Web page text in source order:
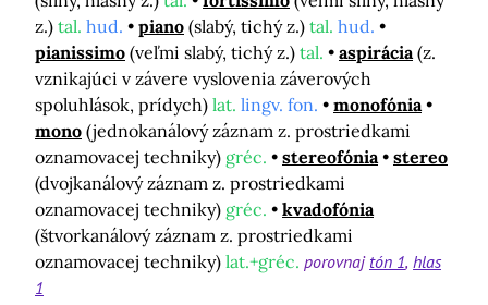
z.) tal. hud. piano (slabý, tichý z.) tal. hud.
pianissimo (veľmi slabý, tichý z.) tal. aspirácia (z.
vznikajúci v závere vyslovenia záverových
spoluhlások, prídych) lat. lingv. fon.
monofónia
mono (jednokanálový záznam z. prostriedkami
oznamovacej techniky) gréc. stereofónia
stereo
(dvojkanálový záznam z. prostriedkami
oznamovacej techniky) gréc.
kvadofónia
(štvorkanálový záznam z. prostriedkami
oznamovacej techniky) lat.+gréc. porovnaj tón 1 hlas
1